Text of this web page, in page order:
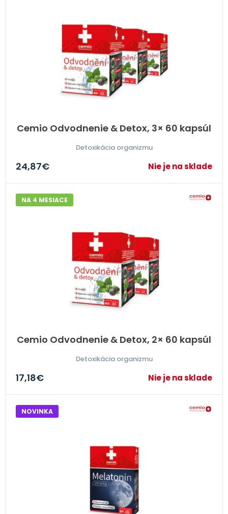
Cemio Odvodnenie & Detox, 3× 60 kapsúl
Detoxikácia organizmu
24,87€ Nie je na sklade
Cemio Odvodnenie & Detox, 2× 60 kapsúl
NA 4 MESIACE
Detoxikácia organizmu
17,18€ Nie je na sklade
NOVINKA